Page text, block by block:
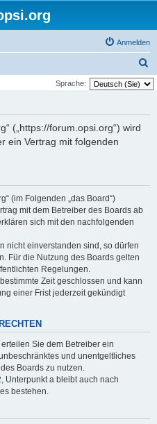
Anmelden
u
Sprache:
(„https://forum.opsi.org“) wird
ein Vertrag mit folgenden
(im Folgenden „das Board“)
mit dem Betreiber des Boards ab
sich mit den nachfolgenden
nicht einverstanden sind, so dürfen
Für die Nutzung des Boards gelten
Regelungen.
Zeit geschlossen und kann
einer Frist jederzeit gekündigt
Sie dem Betreiber ein
und unentgeltliches
Boards zu nutzen.
Unterpunkt a bleibt auch nach
bestehen.